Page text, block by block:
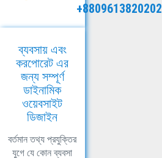
+8809613820202
ব্যবসায় এবং
করপোরেট এর
জন্য সম্পূর্ণ
ডাইনামিক
ওয়েবসাইট
ডিজাইন
বর্তমান তথ্য প্রযুক্তির
যুগে যে কোন ব্যবসা